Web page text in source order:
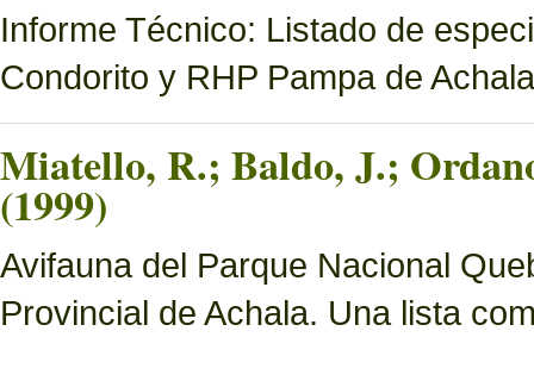
Informe Técnico: Listado de
Condorito y RHP Pampa de Achala
Miatello, R.; Baldo, J.;
(1999)
Avifauna del Parque Nacional
Provincial de Achala. Una lista